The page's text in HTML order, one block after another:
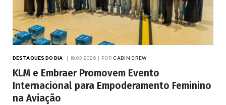
DESTAQUES DO DIA 19.03.2026 POR CABIN CREW
KLM e Embraer Promovem Evento
Internacional para Empoderamento Feminino
na Aviação